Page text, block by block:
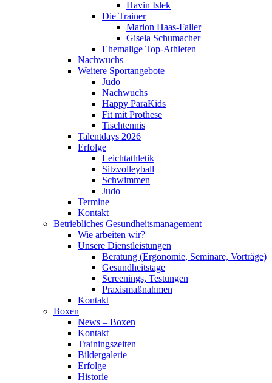
Havin Islek
Die Trainer
Marion Haas-Faller
Gisela Schumacher
Ehemalige Top-Athleten
Nachwuchs
Weitere Sportangebote
Judo
Nachwuchs
Happy ParaKids
Fit mit Prothese
Tischtennis
Talentdays 2026
Erfolge
Leichtathletik
Sitzvolleyball
Schwimmen
Judo
Termine
Kontakt
Betriebliches Gesundheits­management
Wie arbeiten wir?
Unsere Dienstleistungen
Beratung (Ergonomie, Seminare, Vorträge)
Gesundheitstage
Screenings, Testungen
Praxismaßnahmen
Kontakt
Boxen
News – Boxen
Kontakt
Trainingszeiten
Bildergalerie
Erfolge
Historie